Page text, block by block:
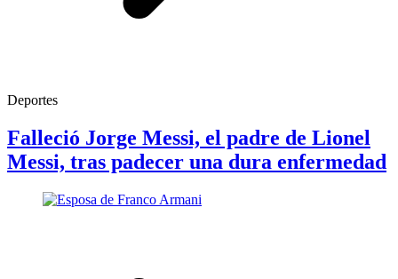
Deportes
Falleció Jorge Messi, el padre de Lionel
Messi, tras padecer una dura enfermedad